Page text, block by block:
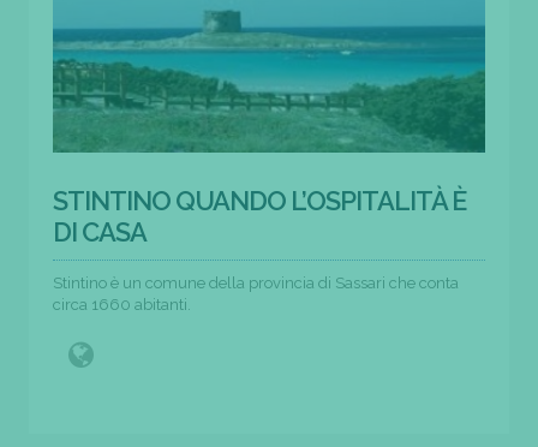
STINTINO QUANDO L’OSPITALITÀ È
DI CASA
Stintino è un comune della provincia di Sassari che conta
circa 1660 abitanti.